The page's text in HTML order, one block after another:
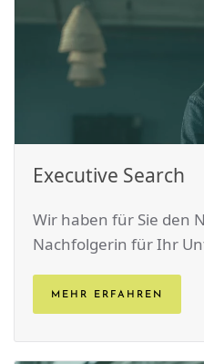
Executive Search
Wir haben für Sie den
Nach­folgerin für Ihr
MEHR ERFAHREN